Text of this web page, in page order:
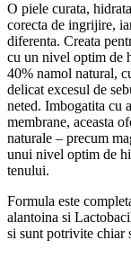
O piele curata,
corecta de ingrijire,
diferenta. Creata
cu un nivel optim de
40% namol natural,
delicat excesul de
neted. Imbogatita cu
membrane, aceasta
naturale – precum
unui nivel optim de
tenului.
Formula este
alantoina si
si sunt potrivite chiar